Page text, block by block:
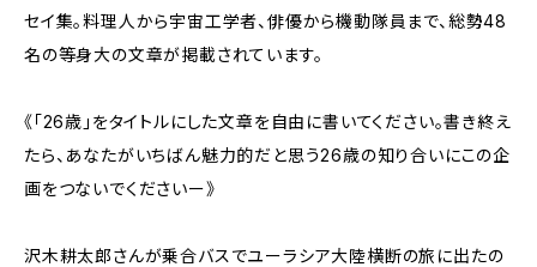
セイ集。料理人から宇宙工学者、俳優から機動隊員まで、総勢48
名の等身大の文章が掲載されています。
《「26歳」をタイトルにした文章を自由に書いてください。書き終え
たら、あなたがいちばん魅力的だと思う26歳の知り合いにこの企
画をつないでくださいー》
沢木耕太郎さんが乗合バスでユーラシア大陸横断の旅に出たの